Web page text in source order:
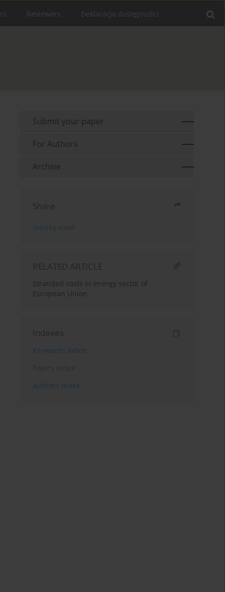
Reviewers Deklaracja dostępności
Submit your paper
For Authors
Archive
Share
Send by email
RELATED ARTICLE
Stranded costs in energy sector of
European Union
Indexes
Keywords index
Topics index
Authors index